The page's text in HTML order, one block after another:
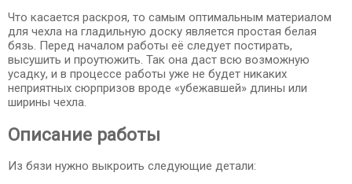
Что касается раскроя, то самым оптимальным материалом
для чехла на гладильную доску является простая белая
бязь. Перед началом работы её следует постирать,
высушить и проутюжить. Так она даст всю возможную
усадку, и в процессе работы уже не будет никаких
неприятных сюрпризов вроде «убежавшей» длины или
ширины чехла.
Описание работы
Из бязи нужно выкроить следующие детали: